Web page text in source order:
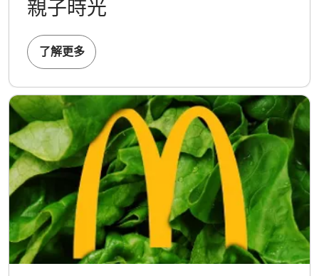
親子時光
了解更多